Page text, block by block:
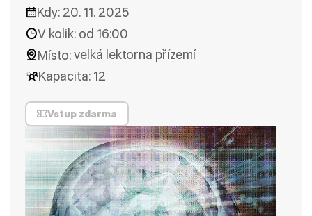
Kdy: 20. 11. 2025
V kolik: od 16:00
Místo:velká lektorna přízemí
Kapacita: 12
Vstup zdarma